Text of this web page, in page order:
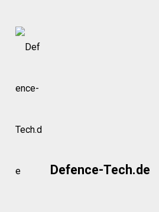
Skip
Defence-Tech.de